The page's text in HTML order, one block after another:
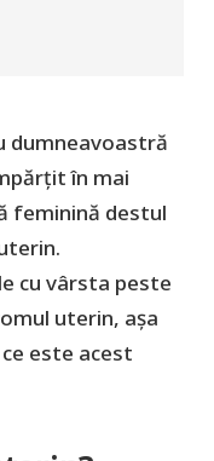
dumneavoastră
în mai
feminină destul
cu vârsta peste
uterin, așa
este acest